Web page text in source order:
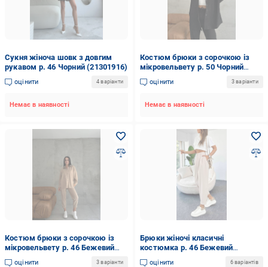
Сукня жіноча шовк з довгим
рукавом р. 46 Чорний (21301916)
оцінити 4 варіанти
Немає в наявності
Костюм брюки з сорочкою із
мікровельвету р. 50 Чорний
(082.5)
оцінити 3 варіанти
Немає в наявності
Костюм брюки з сорочкою із
мікровельвету р. 46 Бежевий
(082.1)
оцінити 3 варіанти
Брюки жіночі класичні
костюмка р. 46 Бежевий
(21300803)
оцінити 6 варіантів